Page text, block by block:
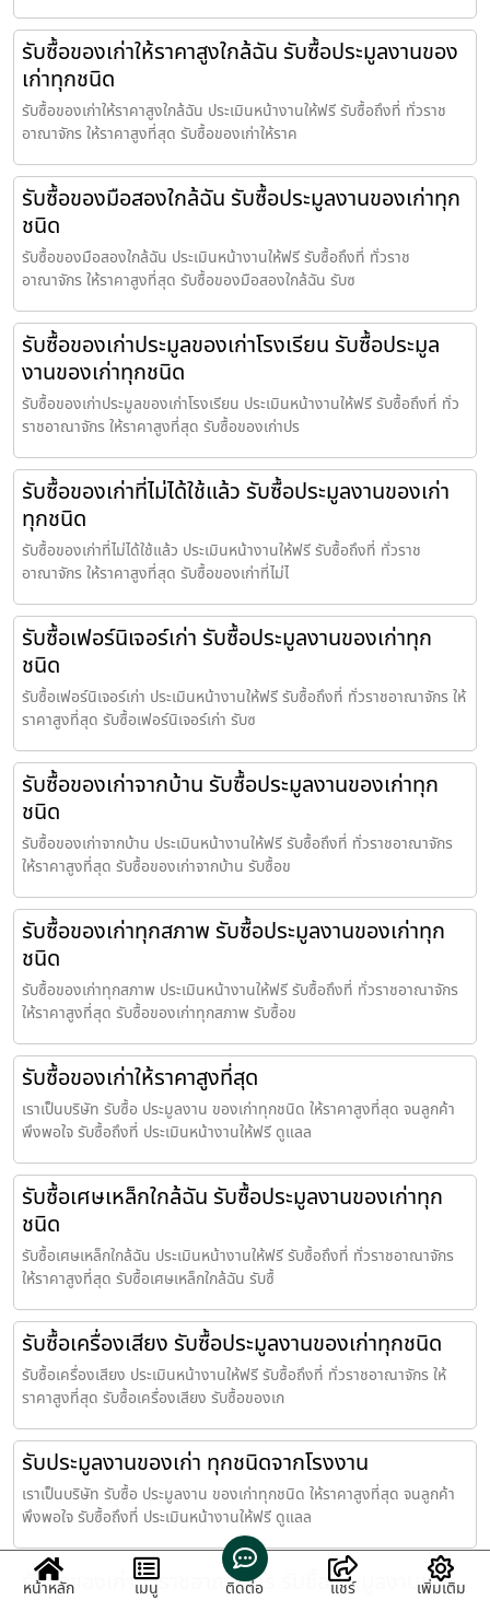
รับซื้อของเก่าให้ราคาสูงใกล้ฉัน รับซื้อประมูลงานของ
เก่าทุกชนิด
รับซื้อของเก่าให้ราคาสูงใกล้ฉัน ประเมินหน้างานให้ฟรี รับซื้อถึงที่ ทั่วราช
อาณาจักร ให้ราคาสูงที่สุด รับซื้อของเก่าให้ราค
รับซื้อของมือสองใกล้ฉัน รับซื้อประมูลงานของเก่าทุก
ชนิด
รับซื้อของมือสองใกล้ฉัน ประเมินหน้างานให้ฟรี รับซื้อถึงที่ ทั่วราช
อาณาจักร ให้ราคาสูงที่สุด รับซื้อของมือสองใกล้ฉัน รับซ
รับซื้อของเก่าประมูลของเก่าโรงเรียน รับซื้อประมูล
งานของเก่าทุกชนิด
รับซื้อของเก่าประมูลของเก่าโรงเรียน ประเมินหน้างานให้ฟรี รับซื้อถึงที่ ทั่ว
ราชอาณาจักร ให้ราคาสูงที่สุด รับซื้อของเก่าปร
รับซื้อของเก่าที่ไม่ได้ใช้แล้ว รับซื้อประมูลงานของเก่า
ทุกชนิด
รับซื้อของเก่าที่ไม่ได้ใช้แล้ว ประเมินหน้างานให้ฟรี รับซื้อถึงที่ ทั่วราช
อาณาจักร ให้ราคาสูงที่สุด รับซื้อของเก่าที่ไม่ไ
รับซื้อเฟอร์นิเจอร์เก่า รับซื้อประมูลงานของเก่าทุก
ชนิด
รับซื้อเฟอร์นิเจอร์เก่า ประเมินหน้างานให้ฟรี รับซื้อถึงที่ ทั่วราชอาณาจักร ให้
ราคาสูงที่สุด รับซื้อเฟอร์นิเจอร์เก่า รับซ
รับซื้อของเก่าจากบ้าน รับซื้อประมูลงานของเก่าทุก
ชนิด
รับซื้อของเก่าจากบ้าน ประเมินหน้างานให้ฟรี รับซื้อถึงที่ ทั่วราชอาณาจักร
ให้ราคาสูงที่สุด รับซื้อของเก่าจากบ้าน รับซื้อข
รับซื้อของเก่าทุกสภาพ รับซื้อประมูลงานของเก่าทุก
ชนิด
รับซื้อของเก่าทุกสภาพ ประเมินหน้างานให้ฟรี รับซื้อถึงที่ ทั่วราชอาณาจักร
ให้ราคาสูงที่สุด รับซื้อของเก่าทุกสภาพ รับซื้อข
รับซื้อของเก่าให้ราคาสูงที่สุด
เราเป็นบริษัท รับซื้อ ประมูลงาน ของเก่าทุกชนิด ให้ราคาสูงที่สุด จนลูกค้า
พึงพอใจ รับซื้อถึงที่ ประเมินหน้างานให้ฟรี ดูแลล
รับซื้อเศษเหล็กใกล้ฉัน รับซื้อประมูลงานของเก่าทุก
ชนิด
รับซื้อเศษเหล็กใกล้ฉัน ประเมินหน้างานให้ฟรี รับซื้อถึงที่ ทั่วราชอาณาจักร
ให้ราคาสูงที่สุด รับซื้อเศษเหล็กใกล้ฉัน รับซื้
รับซื้อเครื่องเสียง รับซื้อประมูลงานของเก่าทุกชนิด
รับซื้อเครื่องเสียง ประเมินหน้างานให้ฟรี รับซื้อถึงที่ ทั่วราชอาณาจักร ให้
ราคาสูงที่สุด รับซื้อเครื่องเสียง รับซื้อของเก
รับประมูลงานของเก่า ทุกชนิดจากโรงงาน
เราเป็นบริษัท รับซื้อ ประมูลงาน ของเก่าทุกชนิด ให้ราคาสูงที่สุด จนลูกค้า
พึงพอใจ รับซื้อถึงที่ ประเมินหน้างานให้ฟรี ดูแลล
รับซื้อของเก่าทั่วราชอาณาจักร รับซื้อประมูลงานของ
หน้าหลัก เมนู ติดต่อ แชร์ เพิ่มเติม